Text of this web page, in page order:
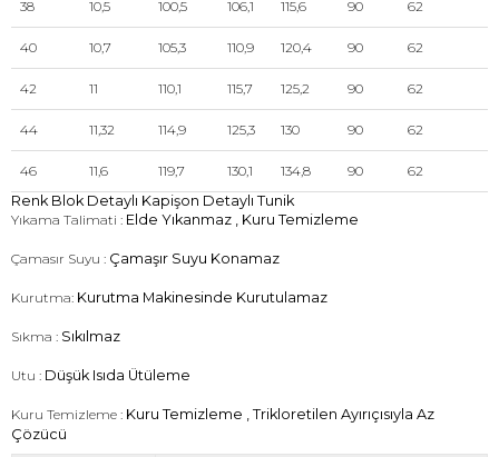
38 10,5 100,5 106,1 115,6 90 62
40 10,7 105,3 110,9 120,4 90 62
42 11 110,1 115,7 125,2 90 62
44 11,32 114,9 125,3 130 90 62
46 11,6 119,7 130,1 134,8 90
62
Renk Blok Detaylı Kapişon Detaylı Tunik
Yıkama Talimati : Elde Yıkanmaz , Kuru Temizleme
Çamasır Suyu : Çamaşır Suyu Konamaz
Kurutma: Kurutma Makinesinde Kurutulamaz
Sıkma : Sıkılmaz
Utu : Düşük Isıda Ütüleme
Kuru Temizleme : Kuru Temizleme , Trikloretilen Ayırıçısıyla Az
Çözücü